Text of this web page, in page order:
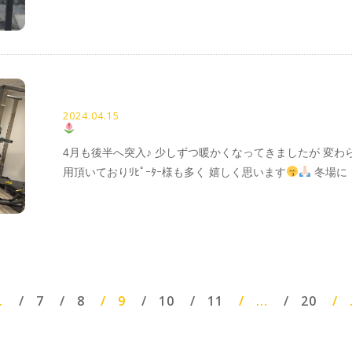
2024.04.15
4月も後半へ突入♪ 少しずつ暖かくなってきましたが 変わ
用頂いておりﾘﾋﾟｰﾀｰ様も多く 嬉しく思います
冬場に
7 8 9 10 11 ... 20